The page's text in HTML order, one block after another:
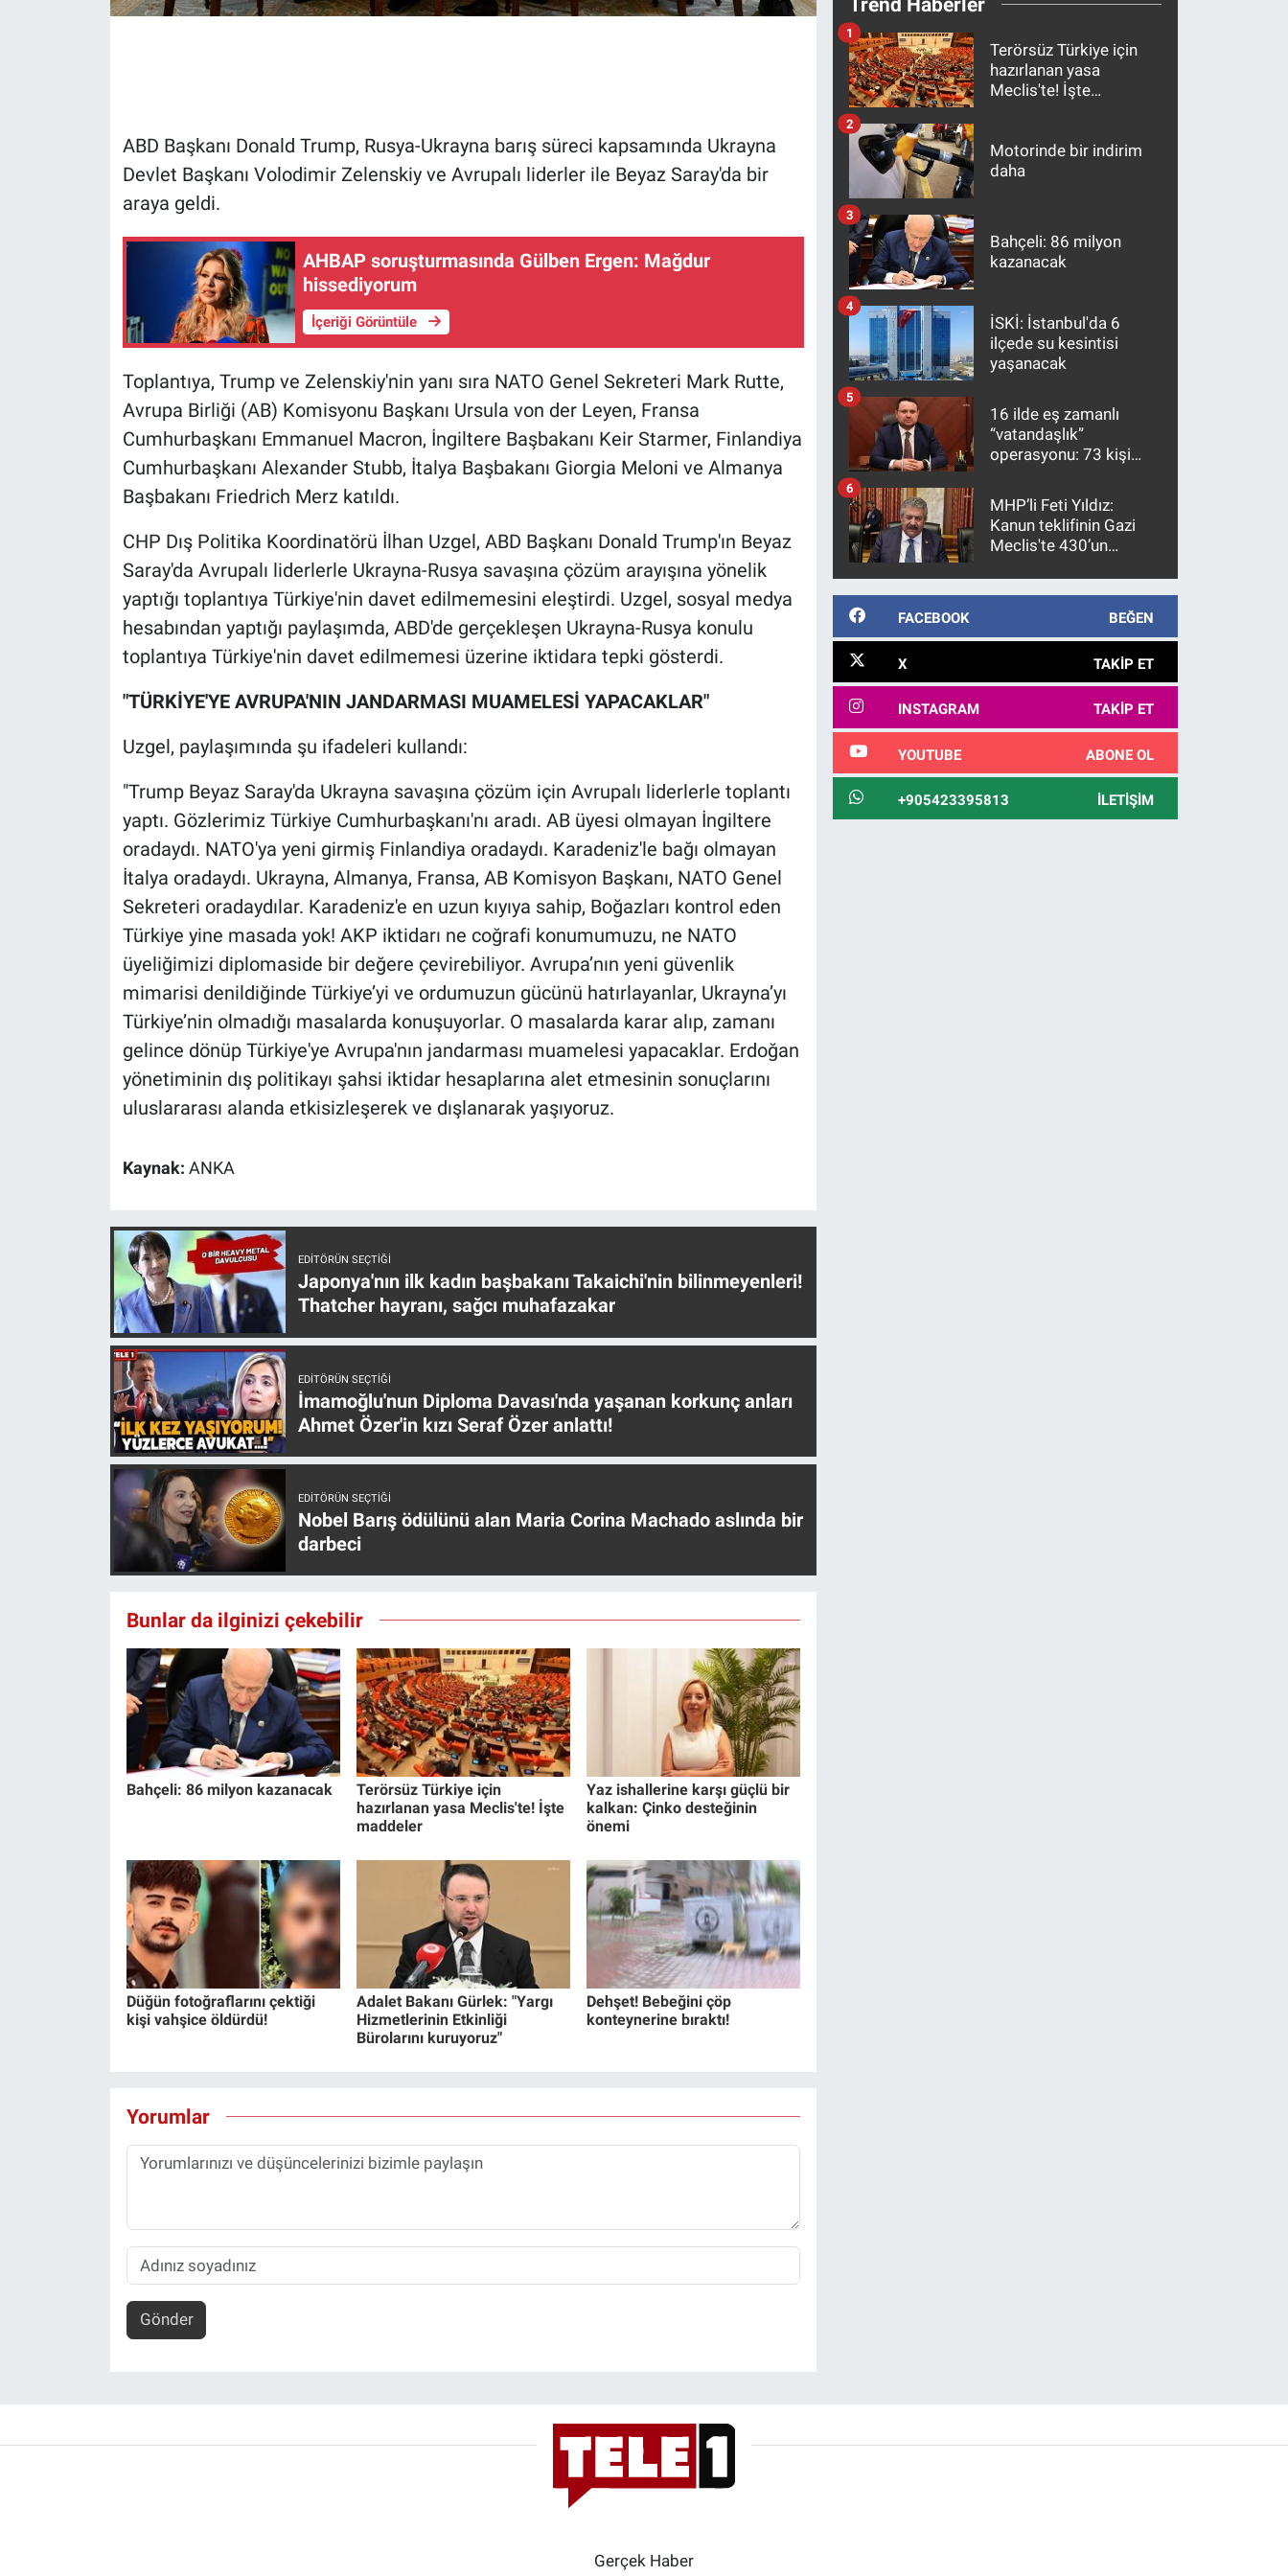
ABD Başkanı Donald Trump, Rusya-Ukrayna barış süreci kapsamında Ukrayna
Devlet Başkanı Volodimir Zelenskiy ve Avrupalı liderler ile Beyaz Saray'da bir
araya geldi.
AHBAP soruşturmasında Gülben Ergen: Mağdur
hissediyorum
İçeriği Görüntüle
Toplantıya, Trump ve Zelenskiy'nin yanı sıra NATO Genel Sekreteri Mark Rutte,
Avrupa Birliği (AB) Komisyonu Başkanı Ursula von der Leyen, Fransa
Cumhurbaşkanı Emmanuel Macron, İngiltere Başbakanı Keir Starmer, Finlandiya
Cumhurbaşkanı Alexander Stubb, İtalya Başbakanı Giorgia Meloni ve Almanya
Başbakanı Friedrich Merz katıldı.
CHP Dış Politika Koordinatörü İlhan Uzgel, ABD Başkanı Donald Trump'ın Beyaz
Saray'da Avrupalı liderlerle Ukrayna-Rusya savaşına çözüm arayışına yönelik
yaptığı toplantıya Türkiye'nin davet edilmemesini eleştirdi. Uzgel, sosyal medya
hesabından yaptığı paylaşımda, ABD'de gerçekleşen Ukrayna-Rusya konulu
toplantıya Türkiye'nin davet edilmemesi üzerine iktidara tepki gösterdi.
"TÜRKİYE'YE AVRUPA'NIN JANDARMASI MUAMELESİ YAPACAKLAR"
Uzgel, paylaşımında şu ifadeleri kullandı:
"Trump Beyaz Saray'da Ukrayna savaşına çözüm için Avrupalı liderlerle toplantı
yaptı. Gözlerimiz Türkiye Cumhurbaşkanı'nı aradı. AB üyesi olmayan İngiltere
oradaydı. NATO'ya yeni girmiş Finlandiya oradaydı. Karadeniz'le bağı olmayan
İtalya oradaydı. Ukrayna, Almanya, Fransa, AB Komisyon Başkanı, NATO Genel
Sekreteri oradaydılar. Karadeniz'e en uzun kıyıya sahip, Boğazları kontrol eden
Türkiye yine masada yok! AKP iktidarı ne coğrafi konumumuzu, ne NATO
üyeliğimizi diplomaside bir değere çevirebiliyor. Avrupa’nın yeni güvenlik
mimarisi denildiğinde Türkiye’yi ve ordumuzun gücünü hatırlayanlar, Ukrayna’yı
Türkiye’nin olmadığı masalarda konuşuyorlar. O masalarda karar alıp, zamanı
gelince dönüp Türkiye'ye Avrupa'nın jandarması muamelesi yapacaklar. Erdoğan
yönetiminin dış politikayı şahsi iktidar hesaplarına alet etmesinin sonuçlarını
uluslararası alanda etkisizleşerek ve dışlanarak yaşıyoruz.
Kaynak: ANKA
EDITÖRÜN SEÇTIĞI
Japonya'nın ilk kadın başbakanı Takaichi'nin bilinmeyenleri!
Thatcher hayranı, sağcı muhafazakar
EDITÖRÜN SEÇTIĞI
İmamoğlu'nun Diploma Davası'nda yaşanan korkunç anları
Ahmet Özer'in kızı Seraf Özer anlattı!
EDITÖRÜN SEÇTIĞI
Nobel Barış ödülünü alan Maria Corina Machado aslında bir
darbeci
Bunlar da ilginizi çekebilir
Bahçeli: 86 milyon kazanacak
Terörsüz Türkiye için
hazırlanan yasa Meclis'te! İşte
maddeler
Yaz ishallerine karşı güçlü bir
kalkan: Çinko desteğinin
önemi
Düğün fotoğraflarını çektiği
kişi vahşice öldürdü!
Adalet Bakanı Gürlek: "Yargı
Hizmetlerinin Etkinliği
Bürolarını kuruyoruz"
Dehşet! Bebeğini çöp
konteynerine bıraktı!
Yorumlar
Gönder
Terörsüz Türkiye için
hazırlanan yasa
Meclis'te! İşte
1
Motorinde bir indirim
daha
2
Bahçeli: 86 milyon
kazanacak
3
İSKİ: İstanbul'da 6
ilçede su kesintisi
yaşanacak
4
16 ilde eş zamanlı
“vatandaşlık”
operasyonu: 73 kişi
5
MHP’li Feti Yıldız:
Kanun teklifinin Gazi
Meclis'te 430’un
kanunlaşacağı
6
FACEBOOK BEĞEN
X TAKIP ET
INSTAGRAM TAKIP ET
YOUTUBE ABONE OL
+905423395813 İLETIŞIM
Gerçek Haber
Kültür Sanat
Ne demişti
Programlar
Yerel Gündem
Yerel Yaşam
Canlı Yayın